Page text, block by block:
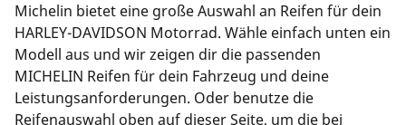
Michelin bietet eine große Auswahl an Reifen für dein
HARLEY-DAVIDSON Motorrad. Wähle einfach unten ein
Modell aus und wir zeigen dir die passenden
MICHELIN Reifen für dein Fahrzeug und deine
Leistungsanforderungen. Oder benutze die
Reifenauswahl oben auf dieser Seite, um die bei